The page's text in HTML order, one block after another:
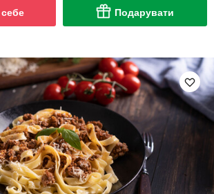
Подарувати